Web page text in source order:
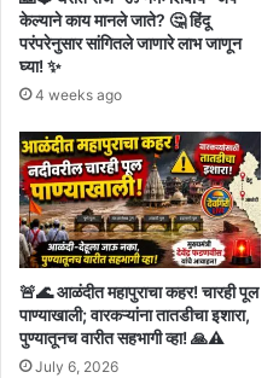
केल्याने काय मानले जाते? 🤔 हिंदू
परंपरेनुसार सांगितले जाणारे लाभ जाणून
घ्या! ✨
4 weeks ago
🚨🌊 आळंदीत महापुराचा कहर! चारही पूल
पाण्याखाली; वारकऱ्यांना तातडीचा इशारा,
पुण्यातूनच वारीत सहभागी व्हा! 🙏⚠️
July 6, 2026